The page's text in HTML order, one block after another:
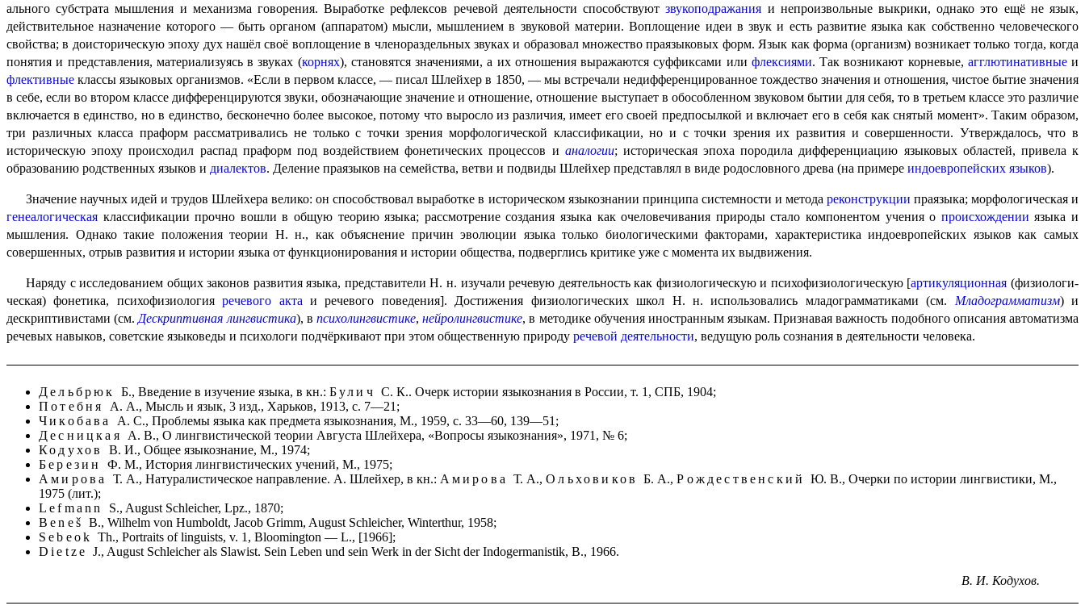
аль­но­го субстрата мышления и механизма говорения. Выработке рефлексов речевой деятельности способ­ству­ютзвукоподражания и непроизвольные выкрики, однако это ещё не язык,
действительное назначение которого — быть органом (аппаратом) мысли, мышлением в звуковой материи. Воплощение идеи в звук и есть развитие языка как собственно человеческого
свойства; в доисторическую эпоху дух нашёл своё воплощение в членораздельных звуках и образовал множество праязыковых форм. Язык как форма (организм) возникает только тогда, когда
понятия и представления, материализуясь в звуках (корнях), становятся значениями, а их отношения выражаются суффиксами или флексиями. Так возникают корневые, агглютинативныеи
флективные классы языковых организмов. «Если в первом классе, — писал Шлейхер в 1850, — мы встречали недиффе­рен­ци­ро­ван­ное тождество значения и отноше­ния, чистое бытие значения
в себе, если во втором классе дифференцируются звуки, обозначающие значение и отношение, отношение выступает в обособленном звуковом бытии для себя, то в третьем классе это различие
включается в единство, но в единство, бесконечно более высокое, потому что выросло из различия, имеет его своей предпосылкой и включает его в себя как снятый момент». Таким образом,
три различных класса праформ рассматривались не только с точки зрения морфологической классификации, но и с точки зрения их развития и совершенности. Утверждалось, что в
историческую эпоху происходил распад праформ под воздействием фонетических процессов и аналогии; историческая эпоха породила дифференциацию языковых областей, привела к
образованию родственных языков и диалектов. Деление праязыков на семейства, ветви и подвиды Шлейхер представ­лял в виде родословного древа (на примере индоевропейских языков).
Значение научных идей и трудов Шлейхера велико: он способствовал выработке в историческом языкознании принципа системности и метода реконструкции праязыка; морфологическая и
генеа­ло­ги­че­ская классификации прочно вошли в общую теорию языка; рассмотрение создания языка как очеловечивания природы стало компонентом учения о происхождении языка и
мышления. Однако такие положения теории Н. н., как объяснение причин эволюции языка только биологическими факто­ра­ми, характе­ри­сти­ка индоевропейских языков как самых
совершенных, отрыв развития и истории языка от функционирования и истории общества, подверглись критике уже с момента их выдвижения.
Наряду с исследованием общих законов развития языка, представители Н. н. изучали речевую деятельность как физиологическую и психофизиологическую [артикуляционная (физио­ло­ги­
че­ская) фонетика, психофизиологияречевого акта и речевого поведения]. Достижения физио­ло­ги­че­ских школ Н. н. исполь­зо­ва­лись младограмматиками (см. Младограмматизм) и
дескриптивистами (см. Дескрип­тив­ная лингвистика), в психолингвистике,нейролингвистике, в методике обучения иностранным языкам. Признавая важность подобного описания автоматизма
речевых навыков, советские языковеды и психологи подчёркивают при этом общественную природу речевой деятель­но­сти, ведущую роль сознания в деятельности человека.
Дельбрюк Б., Введение в изучение языка, в кн.: БуличС. К.. Очерк истории языкознания в России, т. 1, СПБ, 1904;
Потебня А. А., Мысль и язык, 3 изд., Харьков, 1913, с. 7—21;
Чикобава А. С., Проблемы языка как предмета языкознания, М., 1959, с. 33—60, 139—51;
Десницкая А. В., О лингвистической теории Августа Шлейхера, «Вопросы языкознания», 1971, № 6;
Кодухов В. И., Общее языкознание, М., 1974;
Березин Ф. М., История лингвистических учений, М., 1975;
Амирова Т. А., Натуралистическое направление. А. Шлейхер, в кн.: АмироваТ. А.,ОльховиковБ. А.,РождественскийЮ. В., Очерки по истории лингвистики, М.,
1975 (лит.);
Lefmann S., August Schleicher, Lpz., 1870;
BenešB., Wilhelm von Humboldt, Jacob Grimm, August Schleicher, Winterthur, 1958;
SebeokTh., Portraits of linguists, v. 1, Bloomington — L., [1966];
DietzeJ., August Schleicher als Slawist. Sein Leben und sein Werk in der Sicht der Indogermanistik, B., 1966.
В. И. Кодухов.